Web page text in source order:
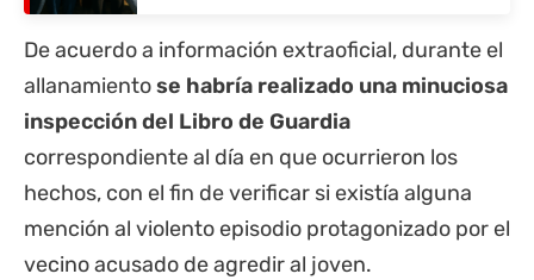
De acuerdo a información extraoficial, durante el
allanamientose habría realizado una minuciosa
inspección del Libro de Guardia
correspondiente al día en que ocurrieron los
hechos, con el fin de verificar si existía alguna
mención al violento episodio protagonizado por el
vecino acusado de agredir al joven.